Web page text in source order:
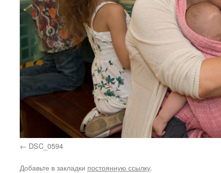
DSC_0594
Добавьте в закладки постоянную ссылку.